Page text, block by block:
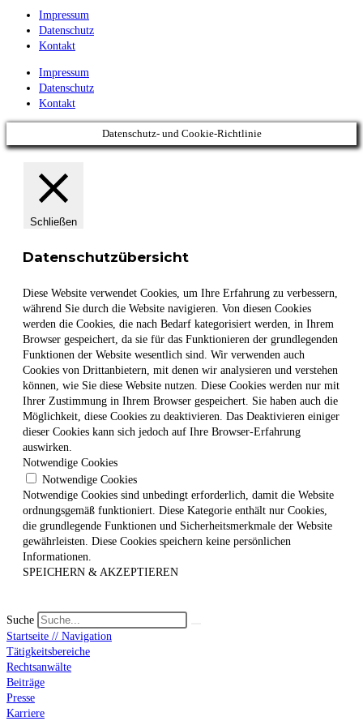
Impressum
Datenschutz
Kontakt
Impressum
Datenschutz
Kontakt
Datenschutz- und Cookie-Richtlinie
Schließen
Datenschutzübersicht
Diese Website verwendet Cookies, um Ihre Erfahrung zu verbessern,
während Sie durch die Website navigieren. Von diesen Cookies
werden die Cookies, die nach Bedarf kategorisiert werden, in Ihrem
Browser gespeichert, da sie für das Funktionieren der grundlegenden
Funktionen der Website wesentlich sind. Wir verwenden auch
Cookies von Drittanbietern, mit denen wir analysieren und verstehen
können, wie Sie diese Website nutzen. Diese Cookies werden nur mit
Ihrer Zustimmung in Ihrem Browser gespeichert. Sie haben auch die
Möglichkeit, diese Cookies zu deaktivieren. Das Deaktivieren einiger
dieser Cookies kann sich jedoch auf Ihre Browser-Erfahrung
auswirken.
Notwendige Cookies
Notwendige Cookies
Notwendige Cookies sind unbedingt erforderlich, damit die Website
ordnungsgemäß funktioniert. Diese Kategorie enthält nur Cookies,
die grundlegende Funktionen und Sicherheitsmerkmale der Website
gewährleisten. Diese Cookies speichern keine persönlichen
Informationen.
SPEICHERN & AKZEPTIEREN
Suche
Startseite // Navigation
Tätigkeitsbereiche
Rechtsanwälte
Beiträge
Presse
Karriere